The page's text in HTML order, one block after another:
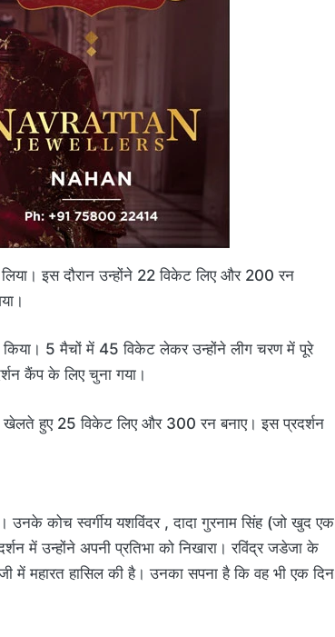
इस दौरान उन्होंने 22 विकेट लिए और 200 रन
किया। 5 मैचों में 45 विकेट लेकर उन्होंने लीग चरण में पूरे
कैंप के लिए चुना गया।
खेलते हुए 25 विकेट लिए और 300 रन बनाए। इस प्रदर्शन
कोच स्वर्गीय यशविंदर , दादा गुरनाम सिंह (जो खुद एक
में उन्होंने अपनी प्रतिभा को निखारा। रविंद्र जडेजा के
में महारत हासिल की है। उनका सपना है कि वह भी एक दिन